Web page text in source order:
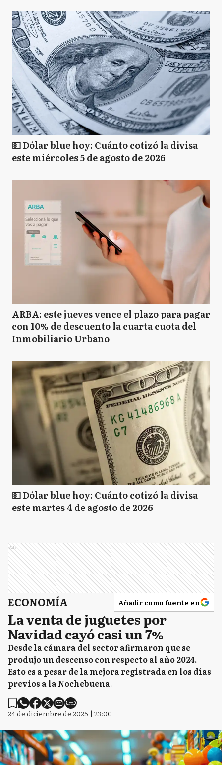
💵 Dólar blue hoy: Cuánto cotizó la divisa
este miércoles 5 de agosto de 2026
ARBA: este jueves vence el plazo para pagar
con 10% de descuento la cuarta cuota del
Inmobiliario Urbano
💵 Dólar blue hoy: Cuánto cotizó la divisa
este martes 4 de agosto de 2026
Ads
ECONOMÍA Añadir como fuente en
La venta de juguetes por
Navidad cayó casi un 7%
Desde la cámara del sector afirmaron que se
produjo un descenso con respecto al año 2024.
Esto es a pesar de la mejora registrada en los días
previos a la Nochebuena.
24 de diciembre de 2025 | 23:00